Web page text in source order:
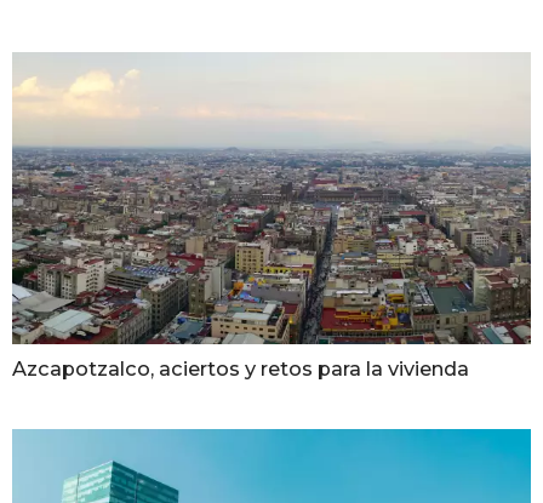
Azcapotzalco, aciertos y retos para la vivienda